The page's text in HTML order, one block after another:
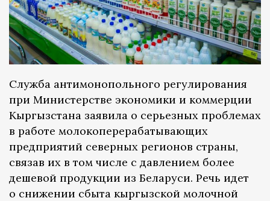
Служба антимонопольного регулирования
при Министерстве экономики и коммерции
Кыргызстана заявила о серьезных проблемах
в работе молокоперерабатывающих
предприятий северных регионов страны,
связав их в том числе с давлением более
дешевой продукции из Беларуси. Речь идет
о снижении сбыта кыргызской молочной